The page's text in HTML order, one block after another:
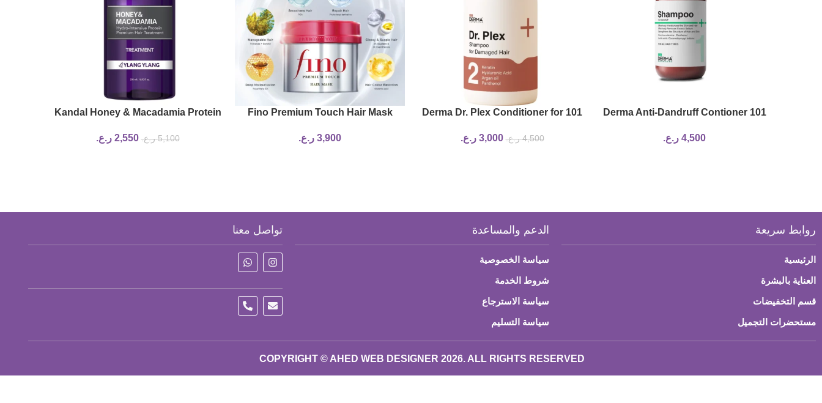
101 Derma Anti-Dandruff Contioner
4,500 ر.ع.
101 Derma Dr. Plex Conditioner for
4,500 ر.ع. 3,000 ر.ع.
Fino Premium Touch Hair Mask
3,900 ر.ع.
Kandal Honey & Macadamia Protein
Conditioner – Intensive (Ylang
5,100 ر.ع. 2,550 ر.ع.
روابط سريعة
الرئيسية
العناية بالبشرة
قسم التخفيضات
مستحضرات التجميل
الدعم والمساعدة
سياسة الخصوصية
شروط الخدمة
سياسة الاسترجاع
سياسة التسليم
تواصل معنا
COPYRIGHT © AHED WEB DESIGNER 2026. ALL RIGHTS RESERVED